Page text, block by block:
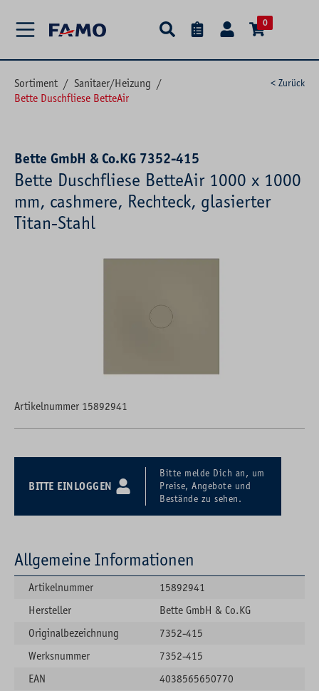
0
Sortiment / Sanitaer/Heizung /
Bette Duschfliese BetteAir
< Zurück
Bette GmbH & Co.KG 7352-415
Bette Duschfliese BetteAir 1000 x 1000
mm, cashmere, Rechteck, glasierter
Titan-Stahl
Artikelnummer 15892941
BITTE EINLOGGEN
Bitte melde Dich an, um
Preise, Angebote und
Bestände zu sehen.
Allgemeine Informationen
Artikelnummer
15892941
Hersteller
Bette GmbH & Co.KG
Originalbezeichnung
7352-415
Werksnummer
7352-415
EAN
4038565650770